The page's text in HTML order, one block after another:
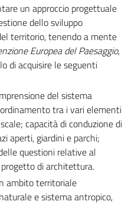
un approccio progettuale
dello sviluppo
territorio, tenendo a mente
Europea del Paesaggio,
di acquisire le seguenti
del sistema
tra i vari elementi
capacità di conduzione di
aperti, giardini e parchi;
questioni relative al
di architettura.
ambito territoriale
e sistema antropico,